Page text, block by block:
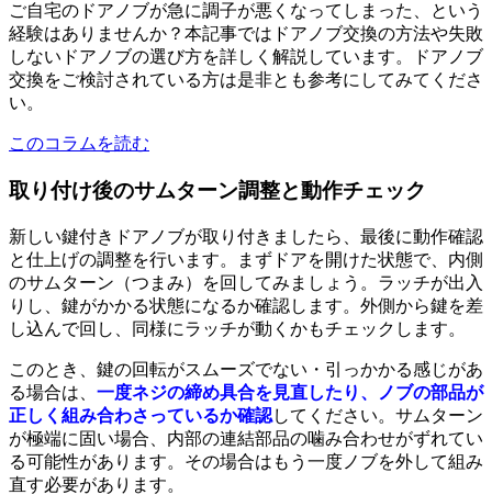
ご自宅のドアノブが急に調子が悪くなってしまった、という
経験はありませんか？本記事ではドアノブ交換の方法や失敗
しないドアノブの選び方を詳しく解説しています。ドアノブ
交換をご検討されている方は是非とも参考にしてみてくださ
い。
このコラムを読む
取り付け後のサムターン調整と動作チェック
新しい鍵付きドアノブが取り付きましたら、最後に動作確認
と仕上げの調整を行います。まずドアを開けた状態で、内側
のサムターン（つまみ）を回してみましょう。ラッチが出入
りし、鍵がかかる状態になるか確認します。外側から鍵を差
し込んで回し、同様にラッチが動くかもチェックします。
このとき、鍵の回転がスムーズでない・引っかかる感じがあ
る場合は、 一度ネジの締め具合を見直したり、ノブの部品が
正しく組み合わさっているか確認してください。サムターン
が極端に固い場合、内部の連結部品の噛み合わせがずれてい
る可能性があります。その場合はもう一度ノブを外して組み
直す必要があります。